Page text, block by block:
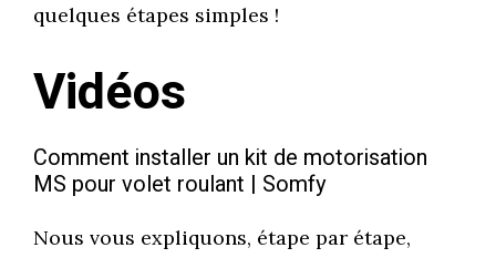
quelques étapes simples !
Vidéos
Comment installer un kit de motorisation
MS pour volet roulant | Somfy
Nous vous expliquons, étape par étape,